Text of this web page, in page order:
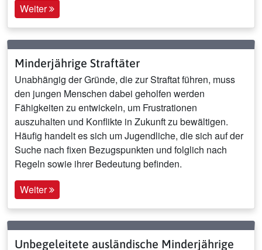
Weiter
Minderjährige Straftäter
Unabhängig der Gründe, die zur Straftat führen, muss
den jungen Menschen dabei geholfen werden
Fähigkeiten zu entwickeln, um Frustrationen
auszuhalten und Konflikte in Zukunft zu bewältigen.
Häufig handelt es sich um Jugendliche, die sich auf der
Suche nach fixen Bezugspunkten und folglich nach
Regeln sowie ihrer Bedeutung befinden.
Weiter
Unbegeleitete ausländische Minderjährige